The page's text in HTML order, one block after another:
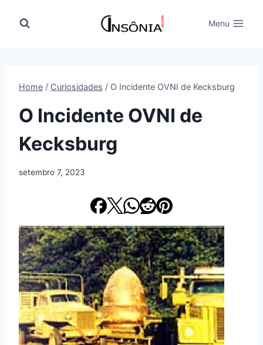
para
Menu
Home / Curiosidades / O Incidente OVNI de Kecksburg
O Incidente OVNI de
Kecksburg
setembro 7, 2023